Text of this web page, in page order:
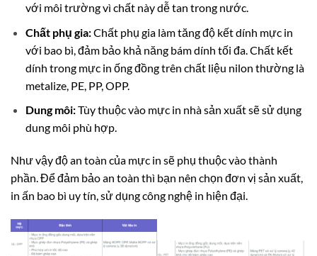
với môi trường vì chất này dễ tan trong nước.
Chất phụ gia:Chất phụ gia làm tăng độ kết dính mực in
với bao bì, đảm bảo khả năng bám dính tối đa. Chất kết
dính trong mực in ống đồng trên chất liệu nilon thường là
metalize, PE, PP, OPP.
Dung môi:Tùy thuộc vào mực in nhà sản xuất sẽ sử dụng
dung môi phù hợp.
Như vậy độ an toàn của mực in sẽ phụ thuộc vào thành
phần. Để đảm bảo an toàn thì bạn nên chọn đơn vị sản xuất,
in ấn bao bì uy tín, sử dụng công nghệ in hiện đại.